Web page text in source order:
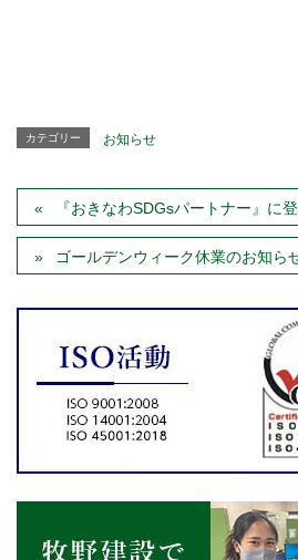
カテゴリー お知らせ
『おきなわSDGsパートナー』に
ゴールデンウィーク休業のお知ら